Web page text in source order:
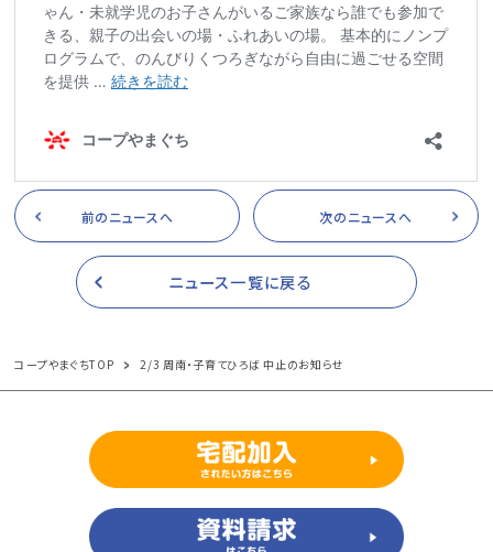
前のニュースへ 次のニュースへ
ニュース一覧に戻る
コープやまぐちTOP 2/3 周南・子育てひろば 中止のお知らせ